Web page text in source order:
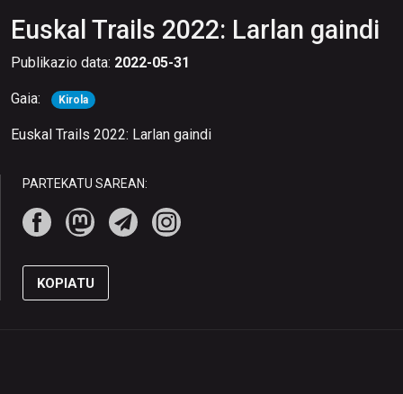
Euskal Trails 2022: Larlan gaindi
Publikazio data: 2022-05-31
Gaia: Kirola
Euskal Trails 2022: Larlan gaindi
PARTEKATU SAREAN:
KOPIATU